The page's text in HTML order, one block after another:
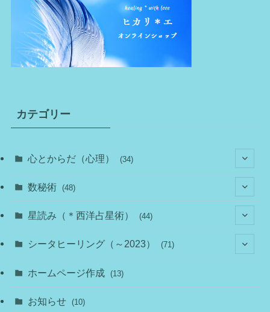
カテゴリー
心とからだ（心理） (34)
(1)
(22)
(7)
(7)
数秘術 (48)
(11)
(10)
星読み（＊西洋占星術） (44)
(11)
(8)
シータヒーリング（～2023） (71)
(14)
ホームページ作成 (13)
お知らせ (10)